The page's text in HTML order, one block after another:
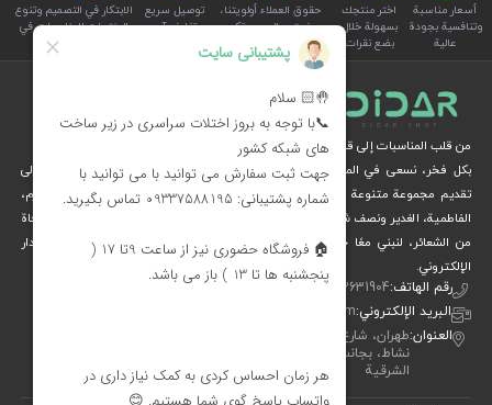
أسعار مناسبة
وتنافسية بجودة
عالية
اختر منتجك
بسهولة خلال
بضع نقرات
حقوق العملاء أولويتنا،
ونستمع إلى صوتكم
بوضوح واهتمام
توصيل سريع
وتغليف آمن
الابتكار في التصميم وتنوع
المنتجات للمناسبات في
سلة الأسرة
من قلب المناسبات إلى قلوب الناس
بكل فخر، نسعى في المجموعة الثقافية ديدار، من خلال الإبداع والرؤية الثقافية، إلى
تقديم مجموعة متنوعة من المنتجات الخاصة بالمناسبات الوطنية والدينية، مثل محرم،
الفاطمية، الغدير ونصف شعبان، عبر متجرنا الإلكتروني.
نُهديكم هدايا فريدة وزينة مستوحاة
من الشعائر، لنبني معًا جسرًا جميلاً بين التقاليد والفن والحياة المعاصرة. متجر ديدار
الإلكتروني.
رقم الهاتف:00982122631904
البريد الإلكتروني:info[at]didareshop.com
العنوان:طهران، شارع شريعتي، فوق قُلهَك، شارع الشهيد كلاهدوز، تقاطع
الشرقية